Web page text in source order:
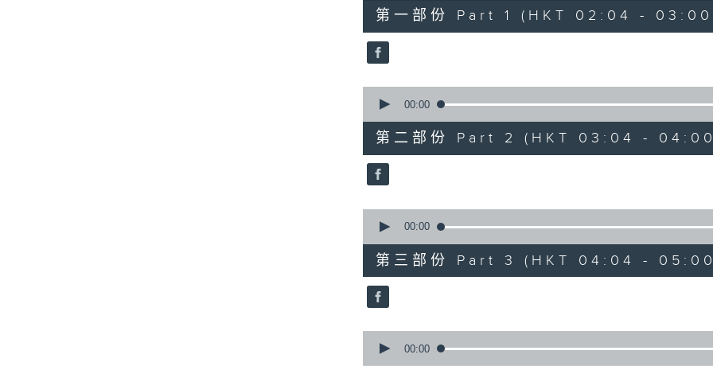
56
minutes,
0
seconds
90%
第一部份 Part 1 (HKT 02:04 -
seconds
56
minutes,
10
seconds
90%
00:00
第二部份 Part 2 (HKT 03:04 -
seconds
56
minutes,
9
seconds
90%
00:00
第三部份 Part 3 (HKT 04:04 -
seconds
00:00